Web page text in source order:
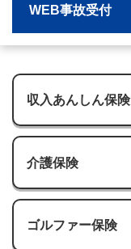
WEB事故受付
収入あんしん保険
介護保険
ゴルファー保険